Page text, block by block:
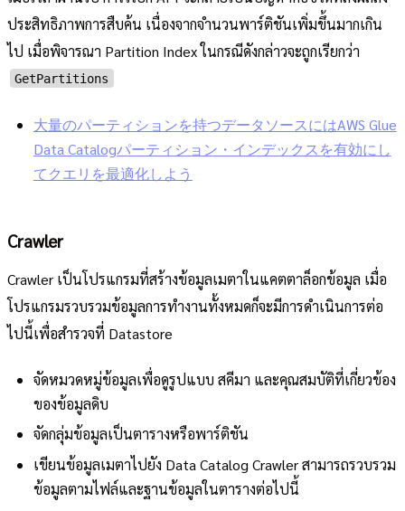
ประสิทธิภาพการสืบค้น เนื่องจากจำนวนพาร์ติชันเพิ่มขึ้นมากเกิน
ไป เมื่อพิจารณา Partition Index ในกรณีดังกล่าวจะถูกเรียกว่า
GetPartitions
大量のパーティションを持つデータソースにはAWS Glue
Data Catalogパーティション・インデックスを有効にし
てクエリを最適化しよう
Crawler
Crawler เป็นโปรแกรมที่สร้างข้อมูลเมตาในแคตตาล็อกข้อมูล เมื่อ
โปรแกรมรวบรวมข้อมูลการทำงานทั้งหมดก็จะมีการดำเนินการต่อ
ไปนี้เพื่อสำรวจที่ Datastore
จัดหมวดหมู่ข้อมูลเพื่อดูรูปแบบ สคีมา และคุณสมบัติที่เกี่ยวข้อง
ของข้อมูลดิบ
จัดกลุ่มข้อมูลเป็นตารางหรือพาร์ติชัน
เขียนข้อมูลเมตาไปยัง Data Catalog Crawler สามารถรวบรวม
ข้อมูลตามไฟล์และฐานข้อมูลในตารางต่อไปนี้